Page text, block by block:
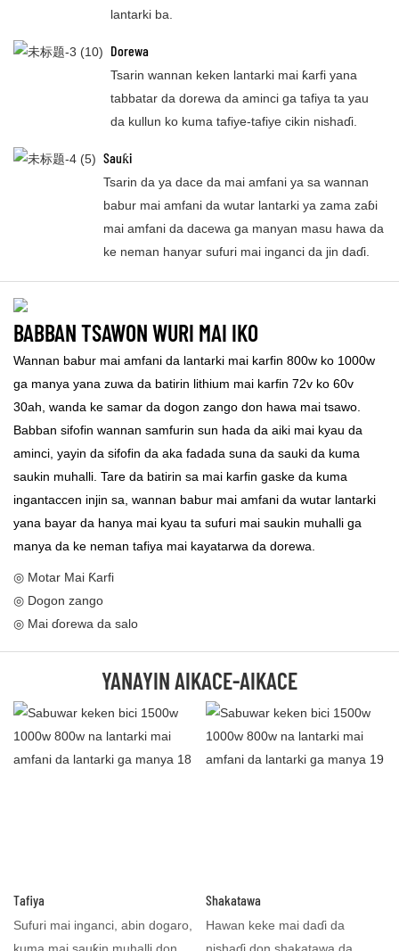
lantarki ba.
Dorewa
Tsarin wannan keken lantarki mai ƙarfi yana
tabbatar da dorewa da aminci ga tafiya ta yau
da kullun ko kuma tafiye-tafiye cikin nishaɗi.
Sauƙi
Tsarin da ya dace da mai amfani ya sa wannan
babur mai amfani da wutar lantarki ya zama zaɓi
mai amfani da dacewa ga manyan masu hawa da
ke neman hanyar sufuri mai inganci da jin daɗi.
BABBAN TSAWON WURI MAI IKO
Wannan babur mai amfani da lantarki mai karfin 800w ko 1000w
ga manya yana zuwa da batirin lithium mai karfin 72v ko 60v
30ah, wanda ke samar da dogon zango don hawa mai tsawo.
Babban sifofin wannan samfurin sun hada da aiki mai kyau da
aminci, yayin da sifofin da aka fadada suna da sauki da kuma
saukin muhalli. Tare da batirin sa mai karfin gaske da kuma
ingantaccen injin sa, wannan babur mai amfani da wutar lantarki
yana bayar da hanya mai kyau ta sufuri mai saukin muhalli ga
manya da ke neman tafiya mai kayatarwa da dorewa.
◎ Motar Mai Ƙarfi
◎ Dogon zango
◎ Mai ɗorewa da salo
YANAYIN AIKACE-AIKACE
Tafiya
Sufuri mai inganci, abin dogaro,
kuma mai sauƙin muhalli don
Shakatawa
Hawan keke mai daɗi da
nishaɗi don shakatawa da